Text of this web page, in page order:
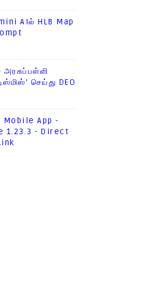
AIல் HLB Map
செய்து DEO
Mobile App -
1.23.3 - Direct